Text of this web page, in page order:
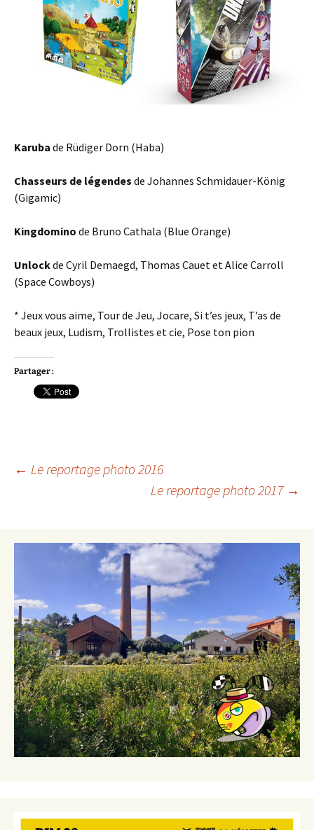
Karuba de Rüdiger Dorn (Haba)
Chasseurs de légendes de Johannes Schmidauer-König
(Gigamic)
Kingdomino de Bruno Cathala (Blue Orange)
Unlockde Cyril Demaegd, Thomas Cauet et Alice Carroll
(Space Cowboys)
* Jeux vous aime, Tour de Jeu, Jocare, Si t’es jeux, T’as de
beaux jeux, Ludism, Trollistes et cie, Pose ton pion
Partager :
Navigation
articles
← Le reportage photo 2016
Le reportage photo 2017 →